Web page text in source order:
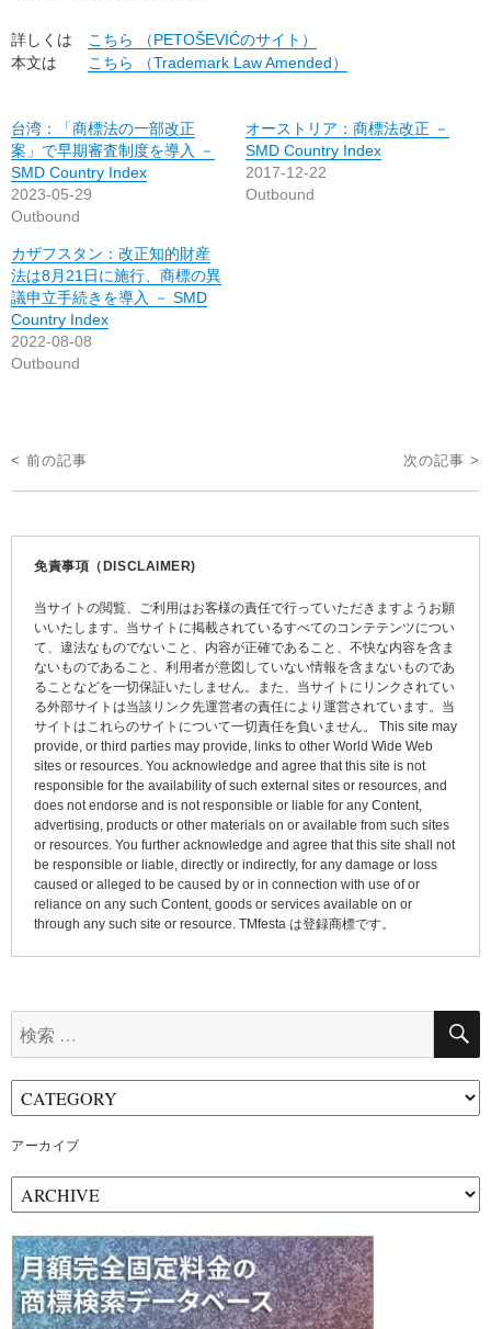
詳しくは
こちら （PETOŠEVIĆのサイト）
本文は
こちら （Trademark Law Amended）
台湾：「商標法の一部改正
案」で早期審査制度を導入 －
SMD Country Index
2023-05-29
Outbound
オーストリア：商標法改正 －
SMD Country Index
2017-12-22
Outbound
カザフスタン：改正知的財産
法は8月21日に施行、商標の異
議申立手続きを導入 － SMD
Country Index
2022-08-08
Outbound
投
稿
< 前の記事 次の記事 >
免責事項（DISCLAIMER)
当サイトの閲覧、ご利用はお客様の責任で行っていただきますようお願
いいたします。当サイトに掲載されているすべてのコンテテンツについ
て、違法なものでないこと、内容が正確であること、不快な内容を含ま
ないものであること、利用者が意図していない情報を含まないものであ
ることなどを一切保証いたしません。また、当サイトにリンクされてい
る外部サイトは当該リンク先運営者の責任により運営されています。当
サイトはこれらのサイトについて一切責任を負いません。 This site may
provide, or third parties may provide, links to other World Wide Web
sites or resources. You acknowledge and agree that this site is not
responsible for the availability of such external sites or resources, and
does not endorse and is not responsible or liable for any Content,
advertising, products or other materials on or available from such sites
or resources. You further acknowledge and agree that this site shall not
be responsible or liable, directly or indirectly, for any damage or loss
caused or alleged to be caused by or in connection with use of or
reliance on any such Content, goods or services available on or
through any such site or resource. TMfesta は登録商標です。
索:
アーカイブ
ー
カ
イ
ブ